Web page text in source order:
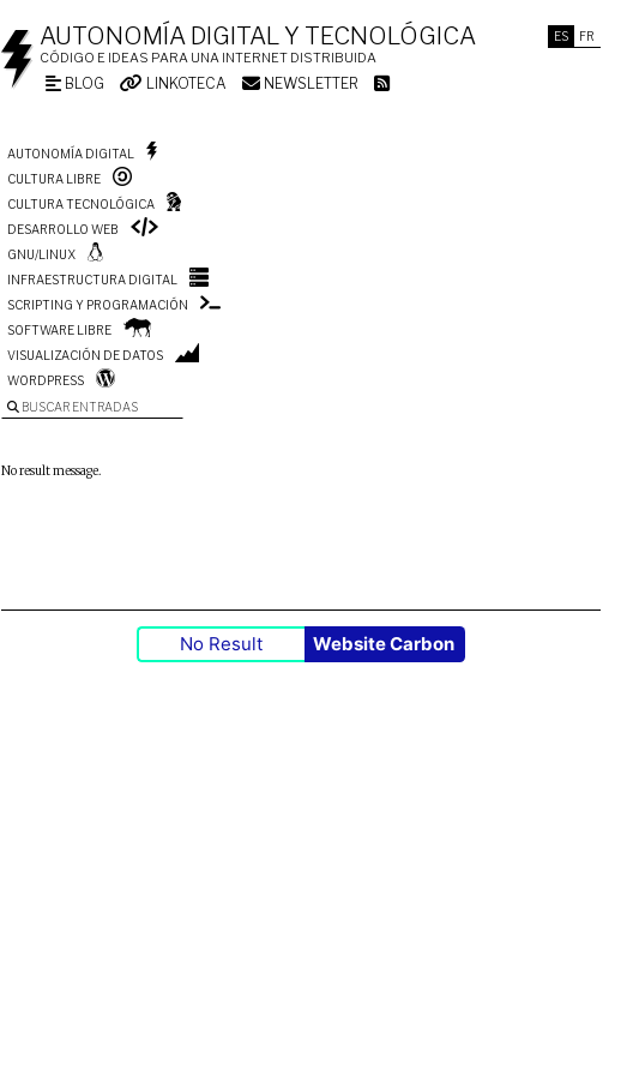
ES FR
AUTONOMÍA DIGITAL Y TECNOLÓGICA
CÓDIGO E IDEAS PARA UNA INTERNET DISTRIBUIDA
BLOG LINKOTECA NEWSLETTER
AUTONOMÍA DIGITAL
CULTURA LIBRE
CULTURA TECNOLÓGICA
DESARROLLO WEB
GNU/LINUX
INFRAESTRUCTURA DIGITAL
SCRIPTING Y PROGRAMACIÓN
SOFTWARE LIBRE
VISUALIZACIÓN DE DATOS
WORDPRESS
BUSCAR ENTRADAS
No result message.
No Result Website Carbon